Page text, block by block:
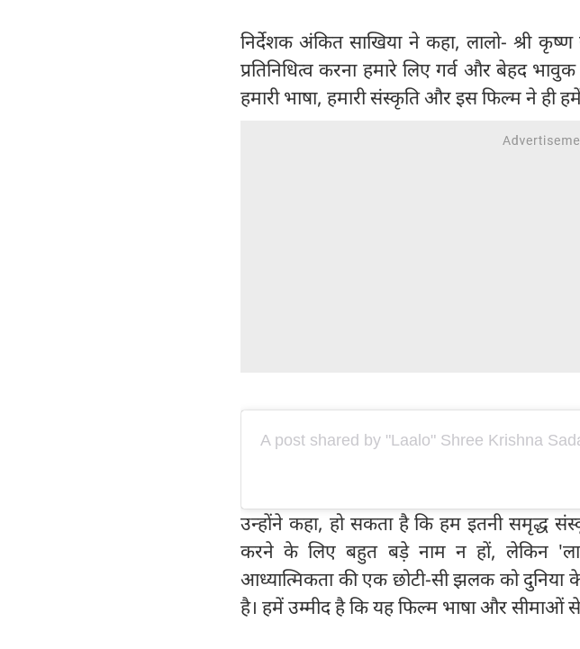
निर्देशक अंकित साखिया ने कहा, लालो- श्री
प्रतिनिधित्व करना हमारे लिए गर्व और बेहद
हमारी भाषा, हमारी संस्कृति और इस फिल्म ने ही
A post shared by "Laalo" Shree Krishna
उन्होंने कहा, हो सकता है कि हम इतनी समृद्ध
करने के लिए बहुत बड़े नाम न हों, लेकिन
आध्यात्मिकता की एक छोटी-सी झलक को दुनिया
है। हमें उम्मीद है कि यह फिल्म भाषा और सीमाओं